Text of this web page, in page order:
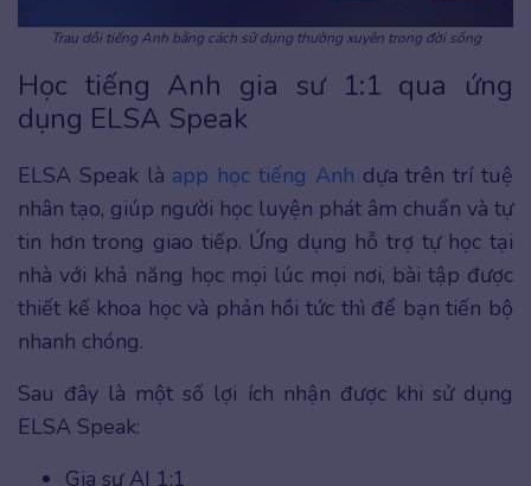
Trau dồi tiếng Anh bằng cách sử dụng thường xuyên trong đời sống
Học tiếng Anh gia sư 1:1 qua ứng
dụng ELSA Speak
ELSA Speak là app học tiếng Anh dựa trên trí tuệ
nhân tạo, giúp người học luyện phát âm chuẩn và tự
tin hơn trong giao tiếp. Ứng dụng hỗ trợ tự học tại
nhà với khả năng học mọi lúc mọi nơi, bài tập được
thiết kế khoa học và phản hồi tức thì để bạn tiến bộ
nhanh chóng.
Sau đây là một số lợi ích nhận được khi sử dụng
ELSA Speak:
Gia sư AI 1:1